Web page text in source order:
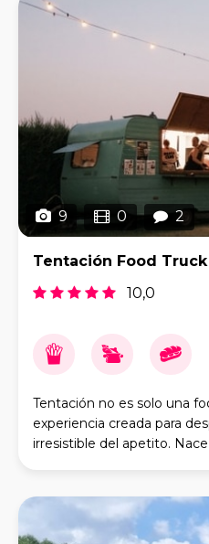
9 0 2
Tentación Food Truck
10,0
Tentación no es solo una
experiencia creada para
irresistible del apetito.